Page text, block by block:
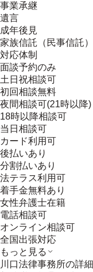
事業承継
遺言
成年後見
家族信託（民事信託）
対応体制
面談予約のみ
土日祝相談可
初回相談無料
夜間相談可(21時以降)
18時以降相談可
当日相談可
カード利用可
後払いあり
分割払いあり
法テラス利用可
着手金無料あり
女性弁護士在籍
電話相談可
オンライン相談可
全国出張対応
もっと見る
川口法律事務所の詳